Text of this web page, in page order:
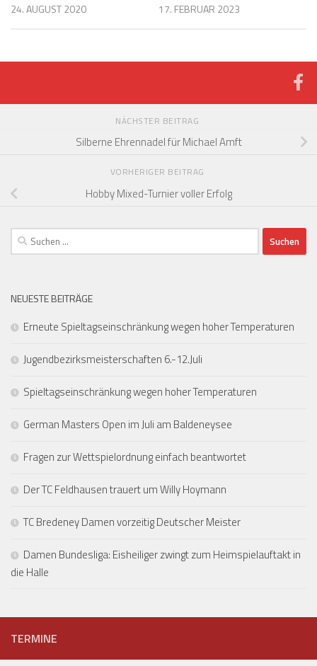
24. AUGUST 2020 17. FEBRUAR 2023
NÄCHSTER BEITRAG
Silberne Ehrennadel für Michael Amft
VORHERIGER BEITRAG
Hobby Mixed-Turnier voller Erfolg
Suchen
nach:
NEUESTE BEITRÄGE
Erneute Spieltagseinschränkung wegen hoher Temperaturen
Jugendbezirksmeisterschaften 6.-12.Juli
Spieltagseinschränkung wegen hoher Temperaturen
German Masters Open im Juli am Baldeneysee
Fragen zur Wettspielordnung einfach beantwortet
Der TC Feldhausen trauert um Willy Hoymann
TC Bredeney Damen vorzeitig Deutscher Meister
Damen Bundesliga: Eisheiliger zwingt zum Heimspielauftakt in
die Halle
TERMINE